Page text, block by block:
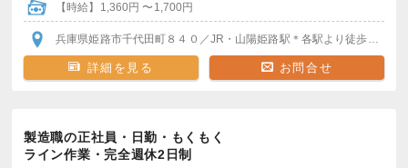
【時給】1,360円 〜1,700円
兵庫県姫路市千代田町８４０ ／JR・山陽姫路駅 ＊各駅より徒歩通勤OK
詳細を見る お問合せ
製造職の正社員・日勤・もくもく
ライン作業・完全週休2日制